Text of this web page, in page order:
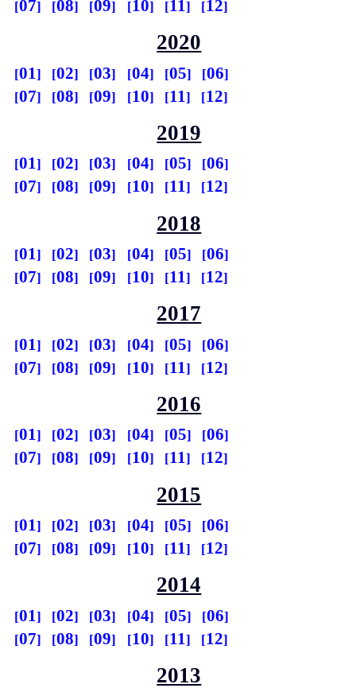
07 08 09 10 11 12
2020
01 02 03 04 05
06
07
08 09 10 11 12
2019
01 02 03 04 05
06
07
08 09 10 11 12
2018
01 02 03 04 05
06
07
08 09 10 11 12
2017
01 02 03 04 05
06
07
08 09 10 11 12
2016
01 02 03 04 05
06
07
08 09 10 11 12
2015
01 02 03 04 05
06
07
08 09 10 11 12
2014
01 02 03 04 05
06
07
08 09 10 11 12
2013